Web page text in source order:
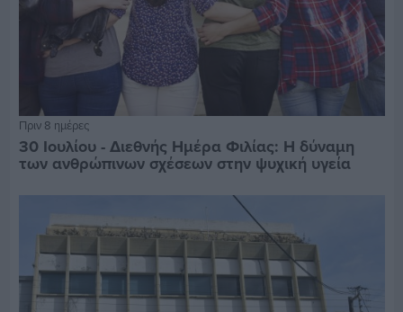
Πριν 8 ημέρες
30 Ιουλίου - Διεθνής Ημέρα Φιλίας: Η δύναμη
των ανθρώπινων σχέσεων στην ψυχική υγεία